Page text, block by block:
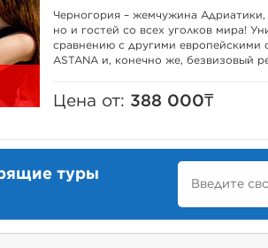
Черногория – жемчужина
но и гостей со всех уголков мира!
сравнению с другими европейскими
ASTANA и, конечно же, безвизовый
Цена от: 388 000₸
туры